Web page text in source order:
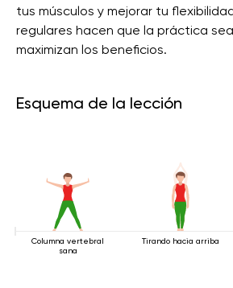
tus músculos y mejorar tu
regulares hacen que la práctica
maximizan los beneficios.
Esquema de la lección
Columna vertebral
sana
Tirando hacia arriba